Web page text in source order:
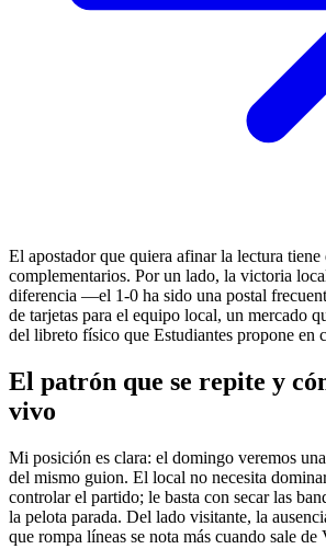
El apostador que quiera afinar la lectura tiene
complementarios. Por un lado, la victoria
diferencia —el 1-0 ha sido una postal
de tarjetas para el equipo local, un mercado
del libreto físico que Estudiantes propone en
El patrón que se repite y
vivo
Mi posición es clara: el domingo veremos
del mismo guion. El local no necesita
controlar el partido; le basta con secar las
la pelota parada. Del lado visitante, la
que rompa líneas se nota más cuando sale de